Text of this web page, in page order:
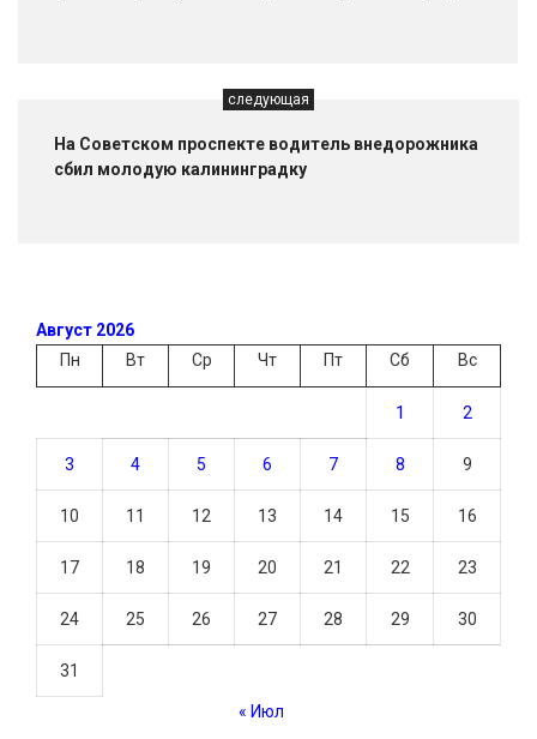
следующая
На Советском проспекте водитель внедорожника
сбил молодую калининградку
Август 2026
Пн
Вт Ср Чт Пт Сб Вс
1 2
3 4 5 6 7 8 9
10 11 12 13 14 15 16
17 18 19 20 21 22 23
24 25 26 27 28 29 30
31
« Июл